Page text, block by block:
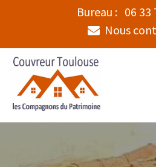
Bureau : 06 33
Nous